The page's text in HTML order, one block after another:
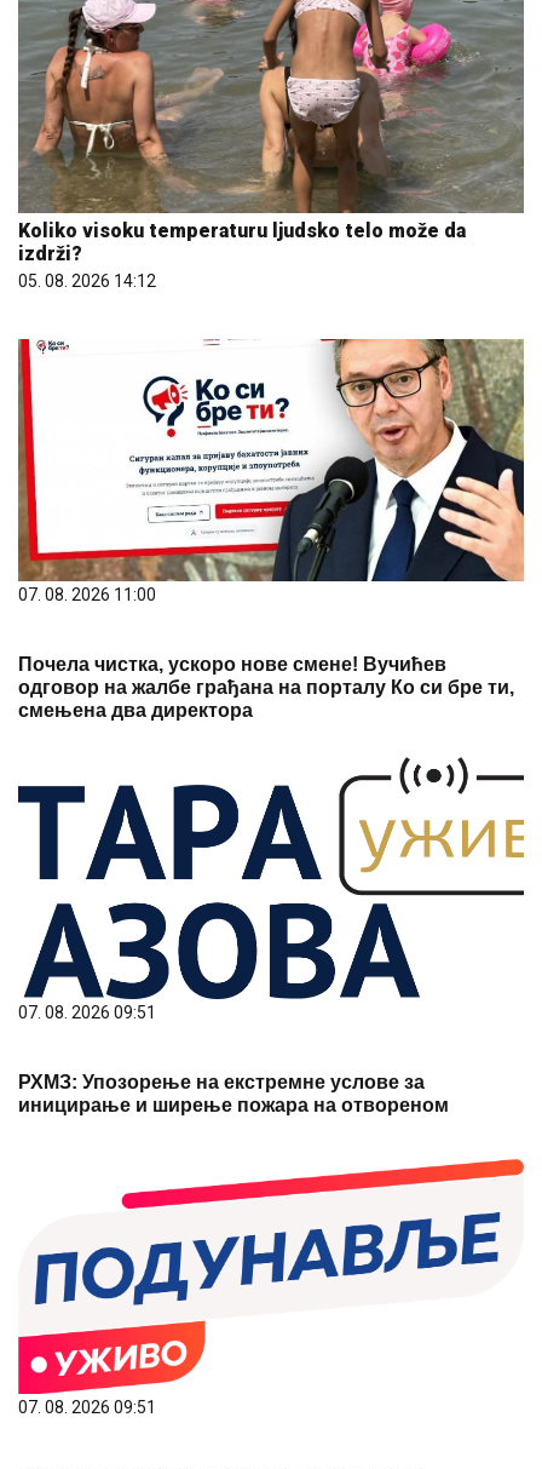
Koliko visoku temperaturu ljudsko telo može da
izdrži?
05. 08. 2026 14:12
07. 08. 2026 11:00
Почела чистка, ускоро нове смене! Вучићев
одговор на жалбе грађана на порталу Ко си бре ти,
смењена два директора
07. 08. 2026 09:51
РХМЗ: Упозорење на екстремне услове за
иницирање и ширење пожара на отвореном
07. 08. 2026 09:51